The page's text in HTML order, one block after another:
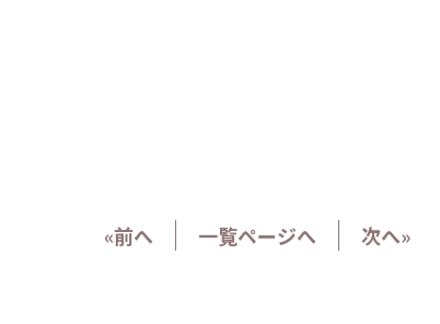
«前へ 一覧ページへ 次へ»